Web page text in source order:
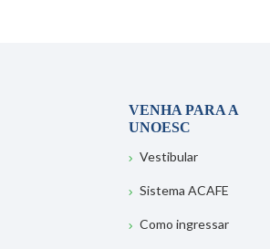
VENHA PARA A
UNOESC
Vestibular
Sistema ACAFE
Como ingressar